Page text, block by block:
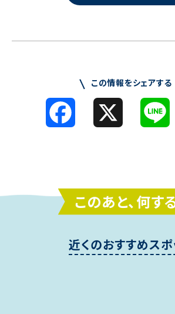
この情報をシェアする
Facebook
このあと、何す
近くのおすすめスポ